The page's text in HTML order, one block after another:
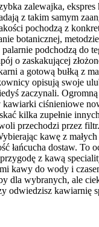
zalewajka,
z takim samym
pochodzą z
botanicznej,
podchodzą do
o zaskakującej
a gotową bułką z
opisują swoje
zaczynali.
ciśnieniowe
kilka zupełnie
przechodzi przez
kawę z
łańcucha dostaw.
z kawą
kawy do wody i
wybranych, ale
odwiedzisz